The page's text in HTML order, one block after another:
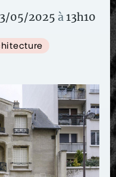
05/2025 à13h10